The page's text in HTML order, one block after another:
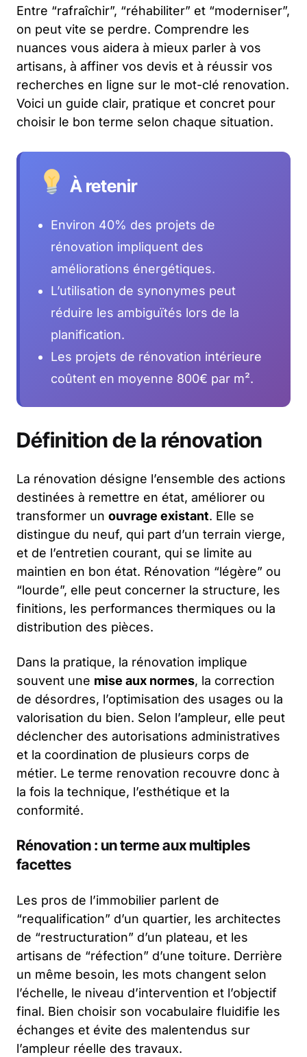
Entre “rafraîchir”, “réhabiliter” et “moderniser”,
on peut vite se perdre. Comprendre les
nuances vous aidera à mieux parler à vos
artisans, à affiner vos devis et à réussir vos
recherches en ligne sur le mot-clé renovation.
Voici un guide clair, pratique et concret pour
choisir le bon terme selon chaque situation.
À retenir
Environ 40% des projets de
rénovation impliquent des
améliorations énergétiques.
L’utilisation de synonymes peut
réduire les ambiguïtés lors de la
planification.
Les projets de rénovation intérieure
coûtent en moyenne 800€ par m².
Définition de la rénovation
La rénovation désigne l’ensemble des actions
destinées à remettre en état, améliorer ou
transformer un ouvrage existant. Elle se
distingue du neuf, qui part d’un terrain vierge,
et de l’entretien courant, qui se limite au
maintien en bon état. Rénovation “légère” ou
“lourde”, elle peut concerner la structure, les
finitions, les performances thermiques ou la
distribution des pièces.
Dans la pratique, la rénovation implique
souvent une mise aux normes, la correction
de désordres, l’optimisation des usages ou la
valorisation du bien. Selon l’ampleur, elle peut
déclencher des autorisations administratives
et la coordination de plusieurs corps de
métier. Le terme renovation recouvre donc à
la fois la technique, l’esthétique et la
conformité.
Rénovation : un terme aux multiples
facettes
Les pros de l’immobilier parlent de
“requalification” d’un quartier, les architectes
de “restructuration” d’un plateau, et les
artisans de “réfection” d’une toiture. Derrière
un même besoin, les mots changent selon
l’échelle, le niveau d’intervention et l’objectif
final. Bien choisir son vocabulaire fluidifie les
échanges et évite des malentendus sur
l’ampleur réelle des travaux.